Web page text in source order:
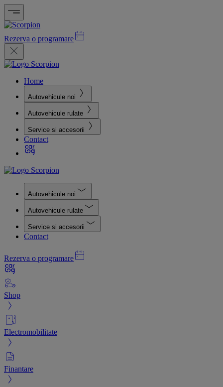
Rezerva o programare
Home
Autovehicule noi
Autovehicule rulate
Service si accesorii
Contact
Autovehicule noi
Autovehicule rulate
Service si accesorii
Contact
Rezerva o programare
Shop
Electromobilitate
Finantare